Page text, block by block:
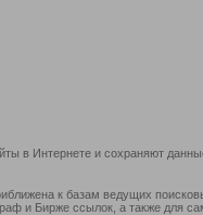
в Интернете и сохраняют
к базам ведущих
и Бирже ссылок, а также для